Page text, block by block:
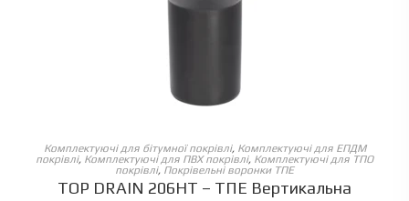
ОБЕРІТЬ ОПЦІЇ
Комплектуючі для бітумної покрівлі, Комплектуючі для ЕПДМ
покрівлі, Комплектуючі для ПВХ покрівлі, Комплектуючі для ТПО
покрівлі, Покрівельні воронки ТПЕ
TOP DRAIN 206HT – ТПЕ Вертикальна